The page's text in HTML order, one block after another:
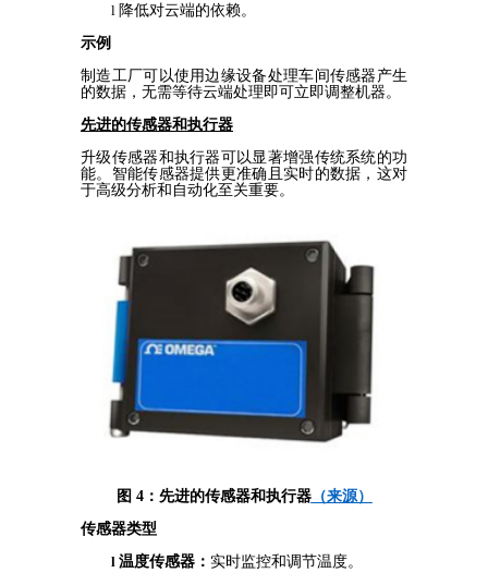
l 降低对云端的依赖。
示例
制造工厂可以使用边缘设备处理车间传感器产生
的数据，无需等待云端处理即可立即调整机器。
先进的传感器和执行器
升级传感器和执行器可以显著增强传统系统的功
能。智能传感器提供更准确且实时的数据，这对
于高级分析和自动化至关重要。
图 4：先进的传感器和执行器（来源）
传感器类型
l 温度传感器： 实时监控和调节温度。